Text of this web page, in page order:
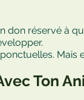
don réservé à
Mais
Ton